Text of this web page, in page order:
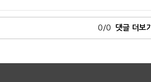
0/0 댓글 더보기